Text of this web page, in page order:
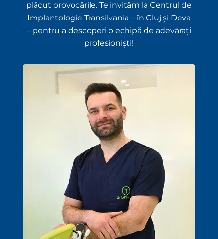
plăcut provocările. Te invităm la Centrul de
Implantologie Transilvania – în Cluj și Deva
– pentru a descoperi o echipă de adevărați
profesioniști!